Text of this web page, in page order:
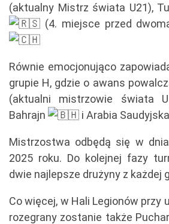
(aktualny Mistrz świata U21),
(4. miejsce przed
Równie emocjonująco
grupie H, gdzie o awans
(aktualni mistrzowie świata
Bahrajn
i Arabia Saudyjska
Mistrzostwa odbędą się w
2025 roku. Do kolejnej fazy
dwie najlepsze drużyny z każdej
Co więcej, w Hali Legionów przy
rozegrany zostanie także